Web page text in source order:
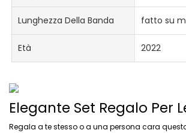
Lunghezza Della Banda fatto su
Età 2022
Elegante Set Regalo Per
Regala a te stesso o a una persona cara